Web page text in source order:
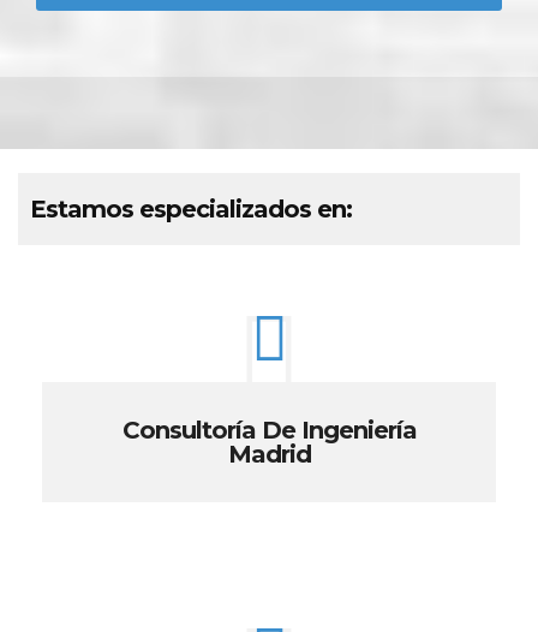
Estamos especializados en:
Consultoría De Ingeniería
Madrid